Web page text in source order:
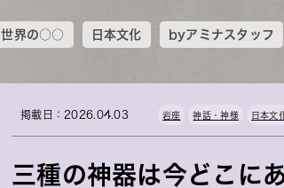
世界の○○ 日本文化 byアミナスタッフ
掲載日：2026.04.03 岩座 神話・神様 日本文
三種の神器は今どこに